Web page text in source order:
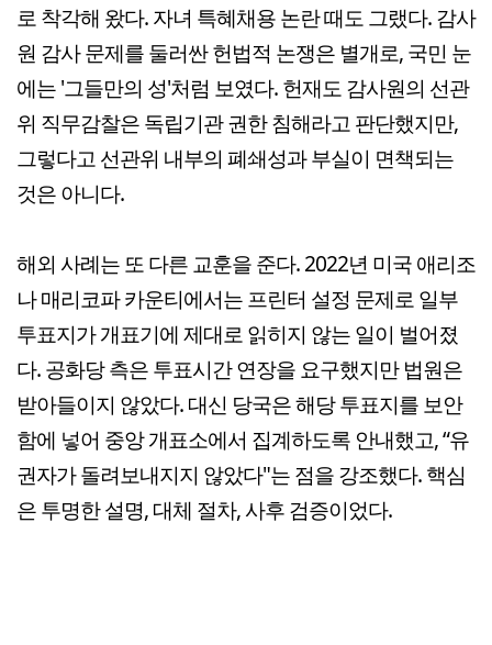
로 착각해 왔다. 자녀 특혜채용 논란 때도 그랬다. 감사
원 감사 문제를 둘러싼 헌법적 논쟁은 별개로, 국민 눈
에는 '그들만의 성'처럼 보였다. 헌재도 감사원의 선관
위 직무감찰은 독립기관 권한 침해라고 판단했지만,
그렇다고 선관위 내부의 폐쇄성과 부실이 면책되는
것은 아니다.
해외 사례는 또 다른 교훈을 준다. 2022년 미국 애리조
나 매리코파 카운티에서는 프린터 설정 문제로 일부
투표지가 개표기에 제대로 읽히지 않는 일이 벌어졌
다. 공화당 측은 투표시간 연장을 요구했지만 법원은
받아들이지 않았다. 대신 당국은 해당 투표지를 보안
함에 넣어 중앙 개표소에서 집계하도록 안내했고, “유
권자가 돌려보내지지 않았다"는 점을 강조했다. 핵심
은 투명한 설명, 대체 절차, 사후 검증이었다.